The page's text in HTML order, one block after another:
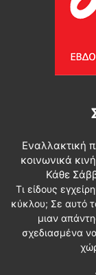
Εναλλακτική
κοινωνικά
Κάθε
Τι είδους
κύκλου; Σε αυτό
μιαν
σχεδιασμένα